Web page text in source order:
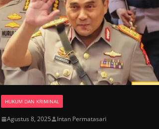
HUKUM DAN KRIMINAL
Agustus 8, 2025 Intan Permatasari